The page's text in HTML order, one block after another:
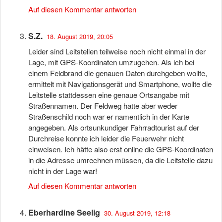
Auf diesen Kommentar antworten
S.Z. 18. August 2019, 20:05
Leider sind Leitstellen teilweise noch nicht einmal in der
Lage, mit GPS-Koordinaten umzugehen. Als ich bei
einem Feldbrand die genauen Daten durchgeben wollte,
ermittelt mit Navigationsgerät und Smartphone, wollte die
Leitstelle stattdessen eine genaue Ortsangabe mit
Straßennamen. Der Feldweg hatte aber weder
Straßenschild noch war er namentlich in der Karte
angegeben. Als ortsunkundiger Fahrradtourist auf der
Durchreise konnte ich leider die Feuerwehr nicht
einweisen. Ich hätte also erst online die GPS-Koordinaten
in die Adresse umrechnen müssen, da die Leitstelle dazu
nicht in der Lage war!
Auf diesen Kommentar antworten
Eberhardine Seelig 30. August 2019, 12:18